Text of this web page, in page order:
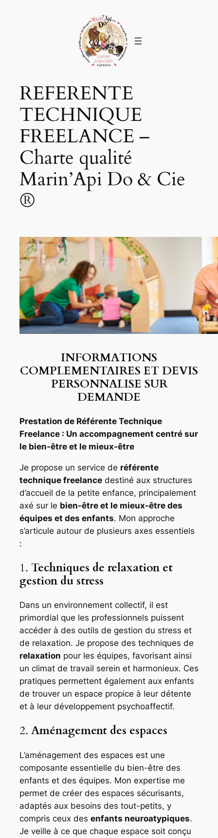
REFERENTE
TECHNIQUE
FREELANCE –
Charte qualité
Marin’Api Do & Cie
®
INFORMATIONS
COMPLEMENTAIRES ET DEVIS
PERSONNALISE SUR
DEMANDE
Prestation de Référente Technique
Freelance : Un accompagnement centré sur
le bien-être et le mieux-être
Je propose un service de référente
technique freelance destiné aux structures
d’accueil de la petite enfance, principalement
axé sur le bien-être et le mieux-être des
équipes et des enfants. Mon approche
s’articule autour de plusieurs axes essentiels
:
1. Techniques de relaxation et
gestion du stress
Dans un environnement collectif, il est
primordial que les professionnels puissent
accéder à des outils de gestion du stress et
de relaxation. Je propose des techniques de
relaxation pour les équipes, favorisant ainsi
un climat de travail serein et harmonieux. Ces
pratiques permettent également aux enfants
de trouver un espace propice à leur détente
et à leur développement psychoaffectif.
2. Aménagement des espaces
L’aménagement des espaces est une
composante essentielle du bien-être des
enfants et des équipes. Mon expertise me
permet de créer des espaces sécurisants,
adaptés aux besoins des tout-petits, y
compris ceux des enfants neuroatypiques.
Je veille à ce que chaque espace soit conçu